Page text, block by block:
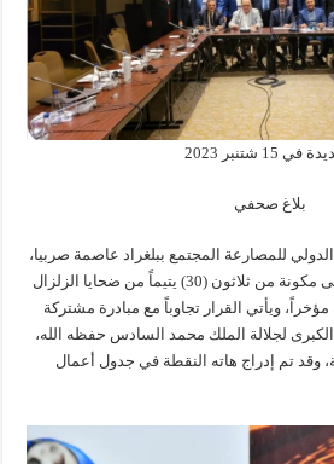
في 15 شتنبر 2023
بلاغ صحفي
للمصارعة المجتمع ببلغراد عاصمة صربيا،
تبني مبادرة للتكفل بدفعة أولى مكونة من ثلاثون (30) يتيماً من ضحايا الزلزال
ويأتي القرار تجاوباً مع مبادرة مشتركة
لجلالة الملك محمد السادس حفظه الله،
وقد تم إدراج هاته النقطة في جدول أعمال